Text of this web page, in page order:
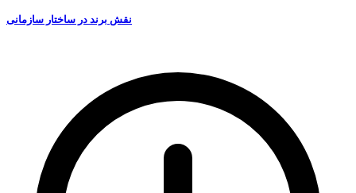
نقش برند در ساختار سازمانی